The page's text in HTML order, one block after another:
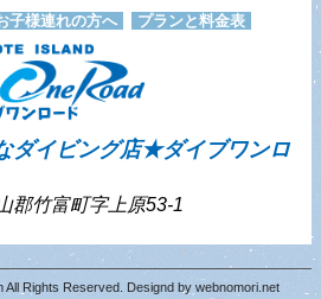
子様連れの方へ プランと料金表
ダイビング店★ダイブワンロ
郡竹富町字上原53-1
Rights Reserved. Designd by webnomori.net